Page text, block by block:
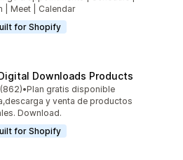
| Meet | Calendar
for Shopify
Downloads Products
5 estrellas
(862) en total
•Plan gratis disponible
y venta de productos
Download.
for Shopify